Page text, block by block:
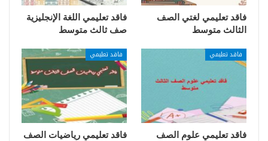
فاقد تعليمي لغتي الصف
الثالث متوسط
فاقد تعليمي اللغة الإنجليزية
صف ثالث متوسط
فاقد تعليمي
فاقد تعليمي علوم الصف
فاقد تعليمي
فاقد تعليمي رياضيات الصف